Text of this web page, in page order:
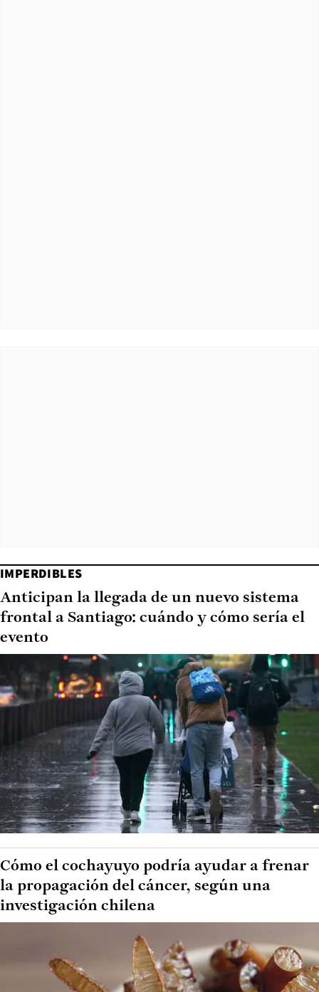
IMPERDIBLES
Anticipan la llegada de un nuevo sistema
frontal a Santiago: cuándo y cómo sería el
evento
Cómo el cochayuyo podría ayudar a frenar
la propagación del cáncer, según una
investigación chilena